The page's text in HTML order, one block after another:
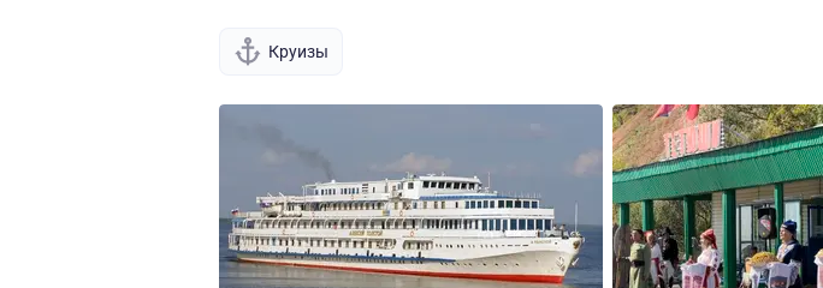
Круизы